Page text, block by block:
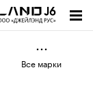
Все марки